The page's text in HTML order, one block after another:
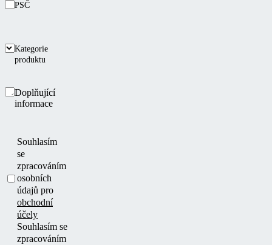
PSČ
Kategorie
produktu
Doplňující
informace
Souhlasím
se
zpracováním
osobních
údajů pro
obchodní
účely
Souhlasím se
zpracováním